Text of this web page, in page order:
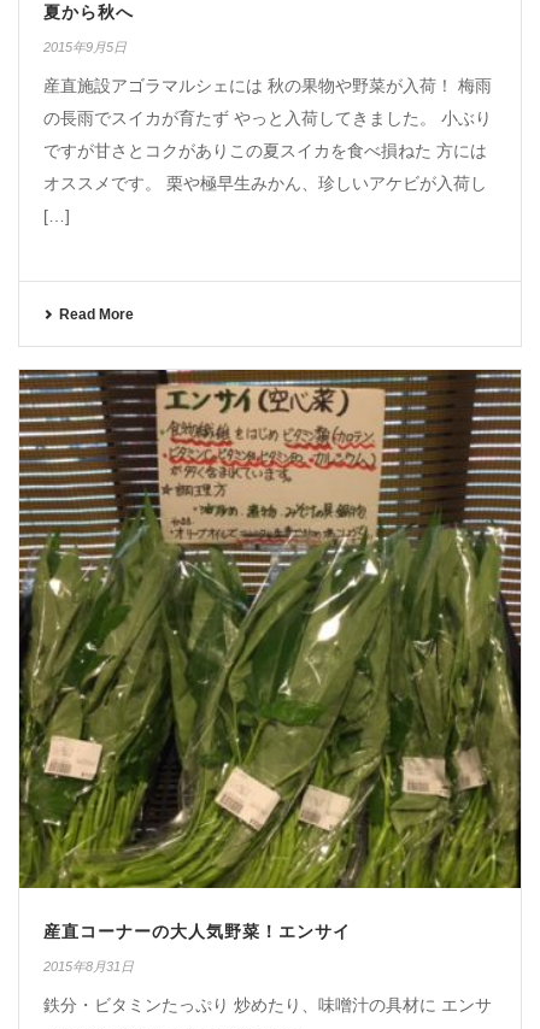
夏から秋へ
2015年9月5日
産直施設アゴラマルシェには 秋の果物や野菜が入荷！ 梅雨
の長雨でスイカが育たず やっと入荷してきました。 小ぶり
ですが甘さとコクがありこの夏スイカを食べ損ねた 方には
オススメです。 栗や極早生みかん、珍しいアケビが入荷し
[…]
Read More
産直コーナーの大人気野菜！エンサイ
2015年8月31日
鉄分・ビタミンたっぷり 炒めたり、味噌汁の具材に エンサ